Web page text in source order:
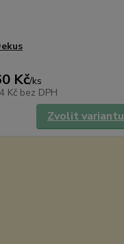
Kč/ks
Kč bez DPH
Zvolit variantu